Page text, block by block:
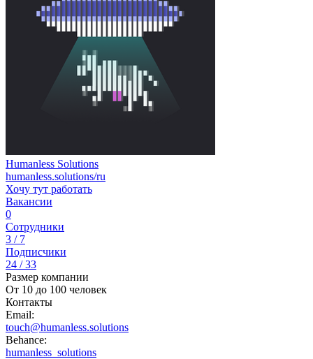
Humanless Solutions
humanless.solutions/ru
Хочу тут работать
Вакансии
0
Сотрудники
3 / 7
Подписчики
24 / 33
Размер компании
От 10 до 100 человек
Контакты
Email:
touch@humanless.solutions
Behance:
humanless_solutions